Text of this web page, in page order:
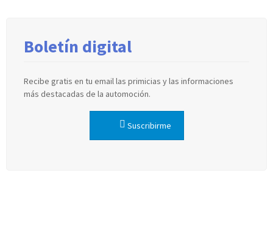
Boletín digital
Recibe gratis en tu email las primicias y las informaciones
más destacadas de la automoción.
Suscribirme